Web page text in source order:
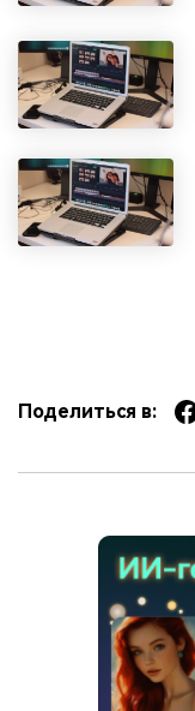
Поделиться в: